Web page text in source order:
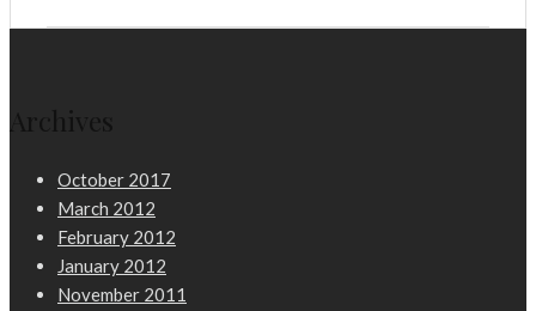
October 2017
March 2012
February 2012
January 2012
November 2011